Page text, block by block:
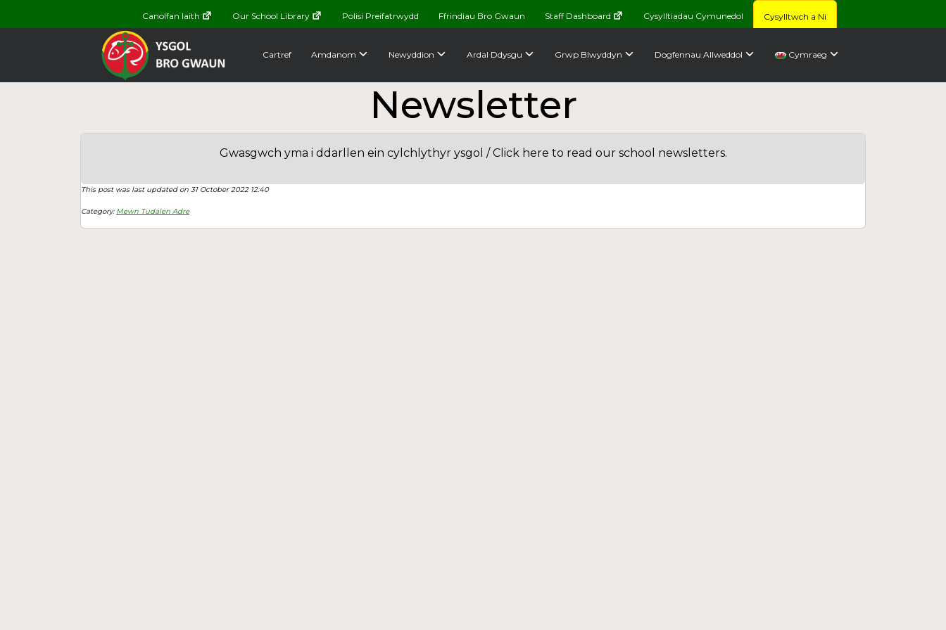
Canolfan Iaith Our School Library Polisi Preifatrwydd Ffrindiau Bro Gwaun Staff Dashboard Cysylltiadau Cymunedol Cysylltwch a Ni
Cartref Amdanom Newyddion Ardal Ddysgu Grwp Blwyddyn Dogfennau Allweddol Cymraeg
Newsletter
Gwasgwch yma i ddarllen ein cylchlythyr ysgol / Click here to read our school newsletters.
This post was last updated on 31 October 2022 12:40
Category: Mewn Tudalen Adre